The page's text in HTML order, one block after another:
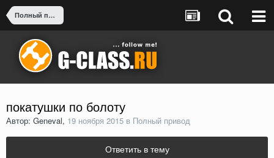
Полный привод
покатушки по болоту
Автор: Geneval, 19 ноября 2015 в Полный привод
Ответить в тему